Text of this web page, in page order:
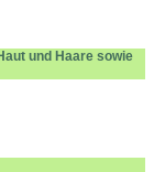
und Haare sowie